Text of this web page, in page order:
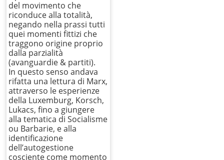
del movimento che
riconduce alla totalità,
negando nella prassi tutti
quei momenti fittizi che
traggono origine proprio
dalla parzialità
(avanguardie & partiti).
In questo senso andava
rifatta una lettura di Marx,
attraverso le esperienze
della Luxemburg, Korsch,
Lukacs, fino a giungere
alla tematica di Socialisme
ou Barbarie, e alla
identificazione
dell’autogestione
cosciente come momento